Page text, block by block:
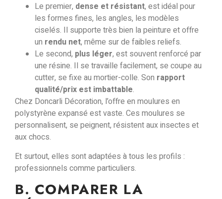
Le premier, dense et résistant, est idéal pour
les formes fines, les angles, les modèles
ciselés. Il supporte très bien la peinture et offre
un rendu net, même sur de faibles reliefs.
Le second, plus léger, est souvent renforcé par
une résine. Il se travaille facilement, se coupe au
cutter, se fixe au mortier-colle. Son rapport
qualité/prix est imbattable.
Chez Doncarli Décoration, l’offre en moulures en
polystyrène expansé est vaste. Ces moulures se
personnalisent, se peignent, résistent aux insectes et
aux chocs.
Et surtout, elles sont adaptées à tous les profils :
professionnels comme particuliers.
B. COMPARER LA